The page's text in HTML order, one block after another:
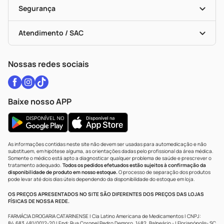
Black Friday
Formas De Pagamento
Troca E Devolução
Bulas De A A Z
Políticas De Marketplace
Serviços Farmacêuticos
Testes Rápidos
Autoteste Covid-19
Vacinas
Segurança
Portal Da Privacidade
Atendimento / SAC
Nossas redes sociais
Baixe nosso APP
As informações contidas neste site não devem ser usadas para automedicação e não
substituem, em hipótese alguma, as orientações dadas pelo profissional da área médica.
Somente o médico está apto a diagnosticar qualquer problema de saúde e prescrever o
tratamento adequado. Todos os pedidos efetuados estão sujeitos à confirmação da
disponibilidade de produto em nosso estoque.O processo de separação dos produtos
pode levar até dois dias úteis dependendo da disponibilidade do estoque em loja.
OS PREÇOS APRESENTADOS NO SITE SÃO DIFERENTES DOS PREÇOS DAS LOJAS
FÍSICAS DE NOSSA REDE.
FARMÁCIA DROGARIA CATARINENSE | Cia Latino Americana de Medicamentos | CNPJ: